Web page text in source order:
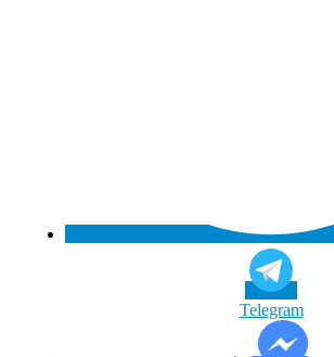
Telegram